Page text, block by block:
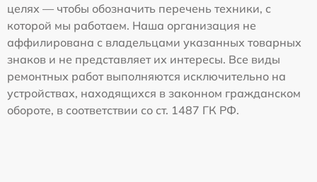
целях — чтобы обозначить перечень техники, с
которой мы работаем. Наша организация не
аффилирована с владельцами указанных товарных
знаков и не представляет их интересы. Все виды
ремонтных работ выполняются исключительно на
устройствах, находящихся в законном гражданском
обороте, в соответствии со ст. 1487 ГК РФ.